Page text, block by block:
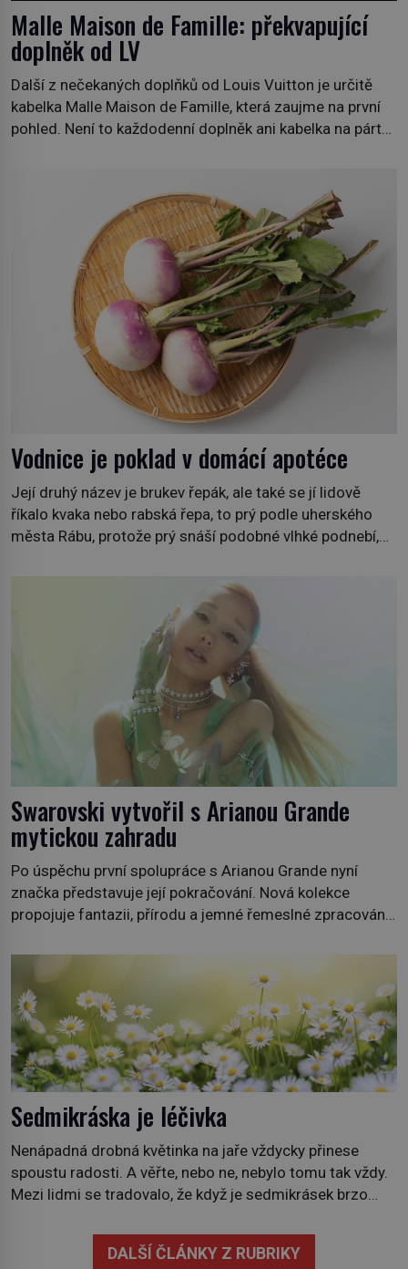
Malle Maison de Famille: překvapující
doplněk od LV
Další z nečekaných doplňků od Louis Vuitton je určitě
kabelka Malle Maison de Famille, která zaujme na první
pohled. Není to každodenní doplněk ani kabelka na párty,
adrese 18 Rue Louis Vuitton, které bylo postaveno v
roce 1869. […]
Vodnice je poklad v domácí apotéce
Její druhý název je brukev řepák, ale také se jí lidově
říkalo kvaka nebo rabská řepa, to prý podle uherského
města Rábu, protože prý snáší podobné vlhké podnebí,
někdy i v obchodech. Její bulvy jsou bílé, nahoře někdy
Swarovski vytvořil s Arianou Grande
mytickou zahradu
Po úspěchu první spolupráce s Arianou Grande nyní
značka představuje její pokračování. Nová kolekce
propojuje fantazii, přírodu a jemné řemeslné zpracování
třicítka šperků působí hravě a zároveň rafinovaně.
Spolupráce mezi značkou Swarovski a zpěvačkou a
herečkou Arianou Grande vstupuje do nové kapitoly. Po
debutové kolekci, která představila moderní […]
Sedmikráska je léčivka
Nenápadná drobná květinka na jaře vždycky přinese
spoustu radosti. A věřte, nebo ne, nebylo tomu tak vždy.
Mezi lidmi se tradovalo, že když je sedmikrásek brzo
mizerná úroda. Odtud také její název chudobka. Ale
nechme pověry pověrami, sedmikráska je hlavně léčivka,
DALŠÍ ČLÁNKY Z RUBRIKY